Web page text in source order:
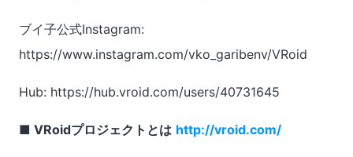
ブイ子公式Instagram:
https://www.instagram.com/vko_garibenv/VRoid
Hub: https://hub.vroid.com/users/40731645
■ VRoidプロジェクトとは http://vroid.com/